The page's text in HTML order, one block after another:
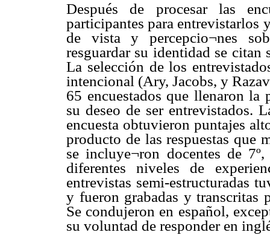
Después de procesar las
participantes para entrevistarlos
de vista y percepcio¬nes
resguardar su identidad se
La selección de los
intencional (Ary, Jacobs, y
65 encuestados que llenaron la
su deseo de ser entrevistados.
encuesta obtuvieron puntajes
producto de las respuestas que
se incluye¬ron docentes de
diferentes niveles de
entrevistas semi-estructuradas
y fueron grabadas y transcritas
Se condujeron en español,
su voluntad de responder en